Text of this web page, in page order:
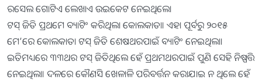
ରସେଲ ଗୋଟିଏ ଲେଖାଏ ଉଇକେଟ ନେଇଥିଲେ।
ଟସ୍‌ ଜିତି ପ୍ରଥମେ ବ୍ୟାଟିଂ କରିଥିଲା କୋଲକାତା। ଏହା ପୂର୍ବରୁ ୨୦୧୫
ମେ’ରେ କୋଲକାତା ଟସ୍‌ ଜିତି ଶେଷଥରପାଇଁ ବ୍ୟାଟିଂ ନେଇଥିଲା।
ଇତିମଧ୍ୟରେ ୩୩ଥର ଟସ୍‌ ଜିତିଥିଲେ ହେଁ ପ୍ରଥମଥରପାଇଁ ପୁଣି ସେହି ନିଷ୍ପତ୍ତି
ନେଇଥିଲା। ଦଳରେ କୌଣସି ଖେଳାଳି ପରିବର୍ତ୍ତନ କରାଯାଇ ନ ଥିଲେ ହେଁ